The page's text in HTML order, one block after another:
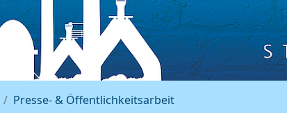
Presse- & Öffentlichkeitsarbeit